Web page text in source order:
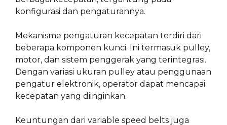
konfigurasi dan pengaturannya.
Mekanisme pengaturan kecepatan terdiri dari
beberapa komponen kunci. Ini termasuk pulley,
motor, dan sistem penggerak yang terintegrasi.
Dengan variasi ukuran pulley atau penggunaan
pengatur elektronik, operator dapat mencapai
kecepatan yang diinginkan.
Keuntungan dari variable speed belts juga